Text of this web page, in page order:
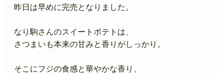
昨日は早めに完売となりました。
なり駒さんのスイートポテトは、
さつまいも本来の甘みと香りがしっかり。
そこにフジの食感と華やかな香り、